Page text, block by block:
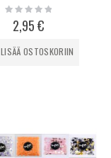
Rating:
0%2,95 €
LISÄÄ OSTOSKORIIN